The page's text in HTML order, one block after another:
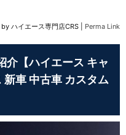
by ハイエース専門店CRS Perma Link
介【ハイエース キャ
新車 中古車 カスタム